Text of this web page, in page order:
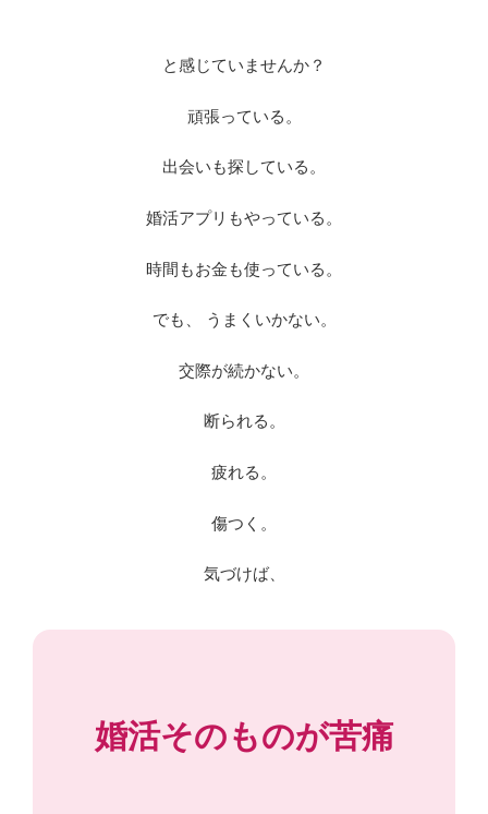
と感じていませんか？
頑張っている。
出会いも探している。
婚活アプリもやっている。
時間もお金も使っている。
でも、 うまくいかない。
交際が続かない。
断られる。
疲れる。
傷つく。
気づけば、
婚活そのものが苦痛